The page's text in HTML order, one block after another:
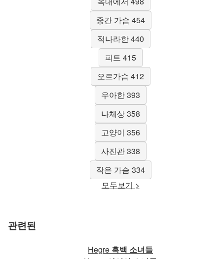
중간 가슴 454
적나라한 440
피트 415
오르가슴 412
우아한 393
나체상 358
고양이 356
사진관 338
작은 가슴 334
모두보기 >
관련된
Hegre 흑백 소녀들